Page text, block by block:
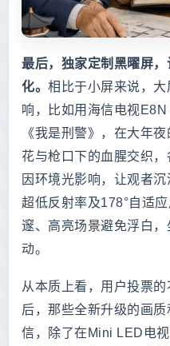
最后，独家定制黑曜屏
化。 相比于小屏来说，
响，比如用海信电视
《我是刑警》，在大年
花与枪口下的血腥交织
因环境光影响，让观者
超低反射率及178°自适
邃、高亮场景避免浮白
动。
从本质上看，用户投票
后，那些全新升级的画
信，除了在Mini LED电视